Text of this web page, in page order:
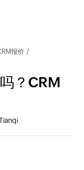
报价 /
？CRM